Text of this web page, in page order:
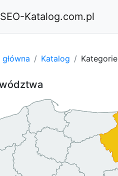
SEO-Katalog.com.pl
Katalog Kategorie